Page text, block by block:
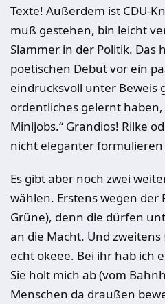
Texte! Außerdem ist CDU-
muß gestehen, bin leicht
Slammer in der Politik. Das
poetischen Debüt vor ein
eindrucksvoll unter Beweis
ordentliches gelernt
Minijobs.“ Grandios! Rilke
nicht eleganter
Es gibt aber noch zwei
wählen. Erstens wegen der
Grüne), denn die dürfen
an die Macht. Und
echt okeee. Bei ihr hab ich
Sie holt mich ab (vom
Menschen da draußen